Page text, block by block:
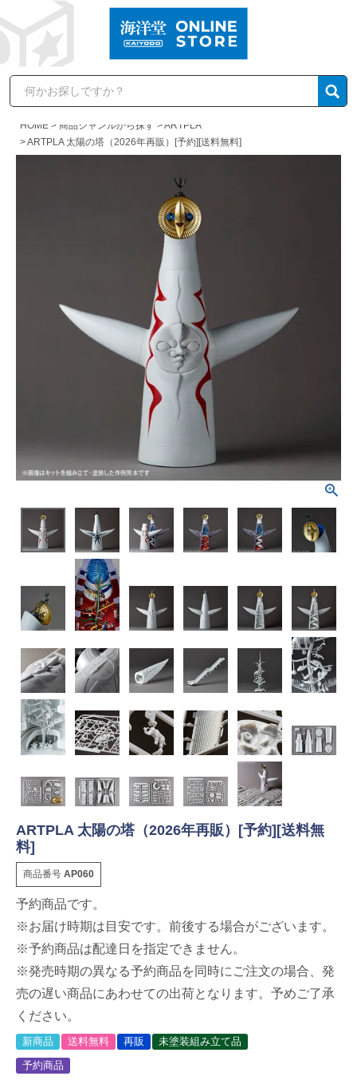
HOME 商品ジャンルから探す
ARTPLA
ARTPLA 太陽の塔（2026年再販）[予約][送料無料]
ARTPLA 太陽の塔（2026年再販）[予約][送料無
料]
商品番号 AP060
予約商品です。
※お届け時期は目安です。前後する場合がございます。
※予約商品は配達日を指定できません。
※発売時期の異なる予約商品を同時にご注文の場合、発
売の遅い商品にあわせての出荷となります。予めご了承
ください。
新商品 送料無料 再販
未塗装組み立て品
予約商品